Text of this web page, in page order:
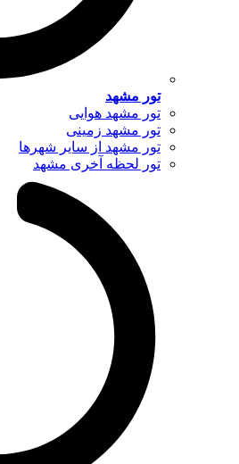
تور مشهد
تور مشهد هوایی
تور مشهد زمینی
تور مشهد از سایر شهرها
تور لحظه آخری مشهد